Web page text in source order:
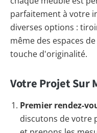
parfaitement à votre
diverses options :
même des espaces
touche d'originalité.
Votre Projet Sur
Premier rendez-
discutons de votre